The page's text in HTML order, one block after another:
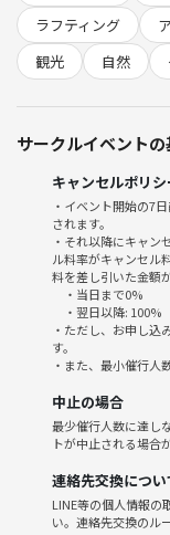
👥人数
〜14人まで
阪急梅田駅
🕥集合時間
🍙お願い
事前に朝昼兼用のご
🌿当日の流れ（予定）
・12:00前
阪急嵐山駅 到着✨
ラフティング
観光
自然
サークルイベント
キャンセルポリシ
・イベント開始の7
されます。
・それ以降にキャン
ル料率がキャンセル
料を差し引いた金額
・当日まで0%
・翌日以降: 100%
・ただし、お申し込
す。
・また、最小催行人
中止の場合
最少催行人数に達し
トが中止される場合
連絡先交換につい
LINE等の個人情報の
い。連絡先交換のル